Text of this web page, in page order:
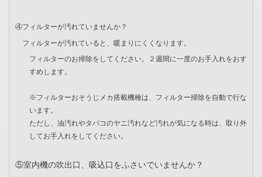
④フィルターが汚れていませんか？
フィルターが汚れていると、暖まりにくくなります。
フィルターのお掃除をしてください。２週間に一度のお手入れをおす
すめします。
※フィルターおそうじメカ搭載機種は、フィルター掃除を自動で行な
います。
ただし、油汚れやタバコのヤニ汚れなど汚れが気になる時は、取り外
してお手入れをしてください。
⑤室内機の吹出口、吸込口をふさいでいませんか？